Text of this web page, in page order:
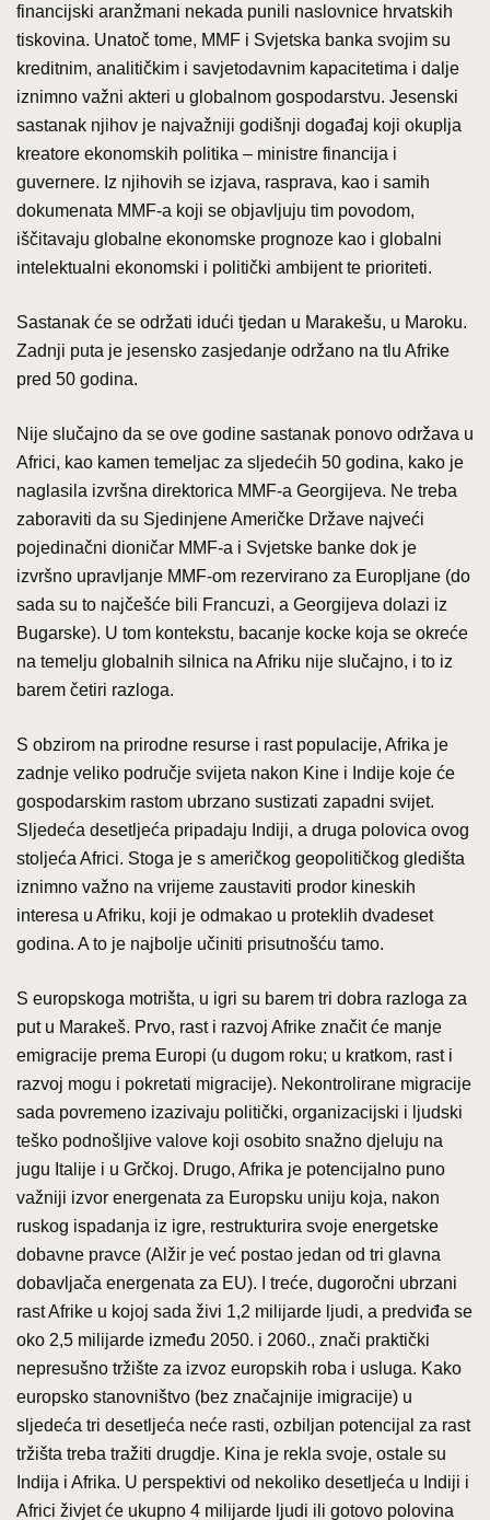
financijski aranžmani nekada punili naslovnice hrvatskih
tiskovina. Unatoč tome, MMF i Svjetska banka svojim su
kreditnim, analitičkim i savjetodavnim kapacitetima i dalje
iznimno važni akteri u globalnom gospodarstvu. Jesenski
sastanak njihov je najvažniji godišnji događaj koji okuplja
kreatore ekonomskih politika – ministre financija i
guvernere. Iz njihovih se izjava, rasprava, kao i samih
dokumenata MMF-a koji se objavljuju tim povodom,
iščitavaju globalne ekonomske prognoze kao i globalni
intelektualni ekonomski i politički ambijent te prioriteti.
Sastanak će se održati idući tjedan u Marakešu, u Maroku.
Zadnji puta je jesensko zasjedanje održano na tlu Afrike
pred 50 godina.
Nije slučajno da se ove godine sastanak ponovo održava u
Africi, kao kamen temeljac za sljedećih 50 godina, kako je
naglasila izvršna direktorica MMF-a Georgijeva. Ne treba
zaboraviti da su Sjedinjene Američke Države najveći
pojedinačni dioničar MMF-a i Svjetske banke dok je
izvršno upravljanje MMF-om rezervirano za Europljane (do
sada su to najčešće bili Francuzi, a Georgijeva dolazi iz
Bugarske). U tom kontekstu, bacanje kocke koja se okreće
na temelju globalnih silnica na Afriku nije slučajno, i to iz
barem četiri razloga.
S obzirom na prirodne resurse i rast populacije, Afrika je
zadnje veliko područje svijeta nakon Kine i Indije koje će
gospodarskim rastom ubrzano sustizati zapadni svijet.
Sljedeća desetljeća pripadaju Indiji, a druga polovica ovog
stoljeća Africi. Stoga je s američkog geopolitičkog gledišta
iznimno važno na vrijeme zaustaviti prodor kineskih
interesa u Afriku, koji je odmakao u proteklih dvadeset
godina. A to je najbolje učiniti prisutnošću tamo.
S europskoga motrišta, u igri su barem tri dobra razloga za
put u Marakeš. Prvo, rast i razvoj Afrike značit će manje
emigracije prema Europi (u dugom roku; u kratkom, rast i
razvoj mogu i pokretati migracije). Nekontrolirane migracije
sada povremeno izazivaju politički, organizacijski i ljudski
teško podnošljive valove koji osobito snažno djeluju na
jugu Italije i u Grčkoj. Drugo, Afrika je potencijalno puno
važniji izvor energenata za Europsku uniju koja, nakon
ruskog ispadanja iz igre, restrukturira svoje energetske
dobavne pravce (Alžir je već postao jedan od tri glavna
dobavljača energenata za EU). I treće, dugoročni ubrzani
rast Afrike u kojoj sada živi 1,2 milijarde ljudi, a predviđa se
oko 2,5 milijarde između 2050. i 2060., znači praktički
nepresušno tržište za izvoz europskih roba i usluga. Kako
europsko stanovništvo (bez značajnije imigracije) u
sljedeća tri desetljeća neće rasti, ozbiljan potencijal za rast
tržišta treba tražiti drugdje. Kina je rekla svoje, ostale su
Indija i Afrika. U perspektivi od nekoliko desetljeća u Indiji i
Africi živjet će ukupno 4 milijarde ljudi ili gotovo polovina